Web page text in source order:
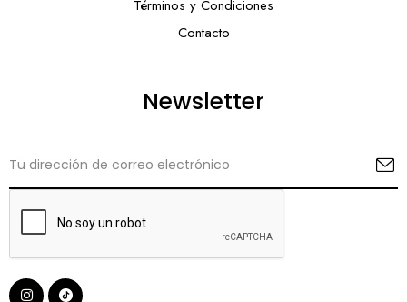
Términos y Condiciones
Contacto
Newsletter